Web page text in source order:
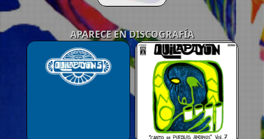
APARECE EN DISCOGRAFÍA